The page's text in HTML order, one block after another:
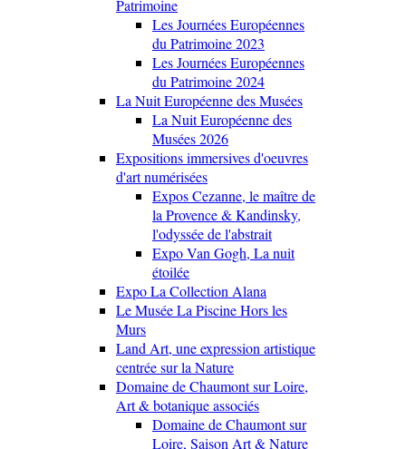
Patrimoine
Les Journées Européennes
du Patrimoine 2023
Les Journées Européennes
du Patrimoine 2024
La Nuit Européenne des Musées
La Nuit Européenne des
Musées 2026
Expositions immersives d'oeuvres
d'art numérisées
Expos Cezanne, le maître de
la Provence & Kandinsky,
l'odyssée de l'abstrait
Expo Van Gogh, La nuit
étoilée
Expo La Collection Alana
Le Musée La Piscine Hors les
Murs
Land Art, une expression artistique
centrée sur la Nature
Domaine de Chaumont sur Loire,
Art & botanique associés
Domaine de Chaumont sur
Loire, Saison Art & Nature